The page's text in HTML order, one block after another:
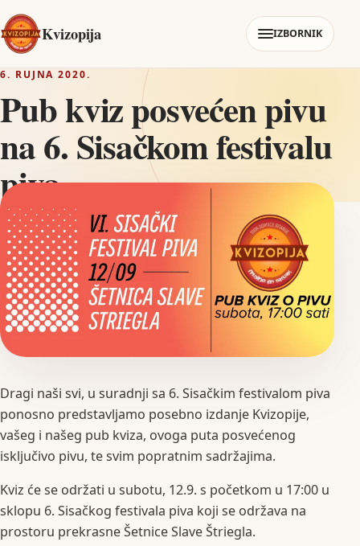
Kvizopija IZBORNIK
6. RUJNA 2020.
Pub kviz posvećen pivu
na 6. Sisačkom festivalu
piva
Dragi naši svi, u suradnji sa 6. Sisačkim festivalom piva
ponosno predstavljamo posebno izdanje Kvizopije,
vašeg i našeg pub kviza, ovoga puta posvećenog
isključivo pivu, te svim popratnim sadržajima.
Kviz će se održati u subotu, 12.9. s početkom u 17:00 u
sklopu 6. Sisačkog festivala piva koji se održava na
prostoru prekrasne Šetnice Slave Štriegla.